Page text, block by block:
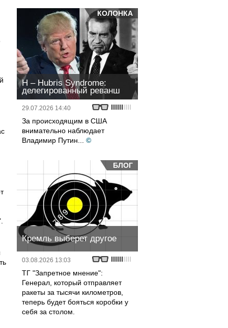
КОЛОНКА
H – Hubris Syndrome:
делегированный реванш
29.07.2026 14:40
За происходящим в США
внимательно наблюдает
Владимир Путин...
©
БЛОГ
Кремль выберет другое
03.08.2026 13:03
ТГ "Запретное мнение":
Генерал, который отправляет
ракеты за тысячи километров,
теперь будет бояться коробки у
себя за столом.